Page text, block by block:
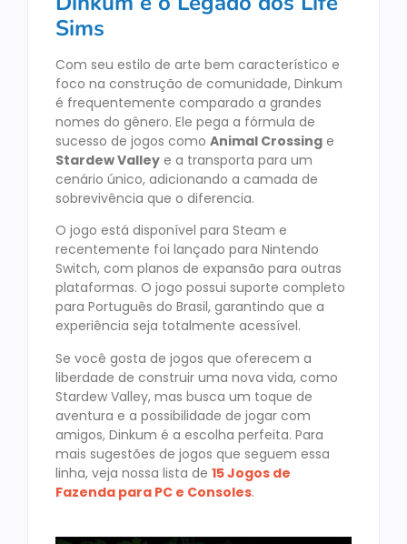
Sims
Com seu estilo de arte bem característico e
foco na construção de comunidade, Dinkum
é frequentemente comparado a grandes
nomes do gênero. Ele pega a fórmula de
sucesso de jogos como Animal Crossing e
Stardew Valley e a transporta para um
cenário único, adicionando a camada de
sobrevivência que o diferencia.
O jogo está disponível para Steam e
recentemente foi lançado para Nintendo
Switch, com planos de expansão para outras
plataformas. O jogo possui suporte completo
para Português do Brasil, garantindo que a
experiência seja totalmente acessível.
Se você gosta de jogos que oferecem a
liberdade de construir uma nova vida, como
Stardew Valley, mas busca um toque de
aventura e a possibilidade de jogar com
amigos, Dinkum é a escolha perfeita. Para
mais sugestões de jogos que seguem essa
linha, veja nossa lista de 15 Jogos de
Fazenda para PC e Consoles.